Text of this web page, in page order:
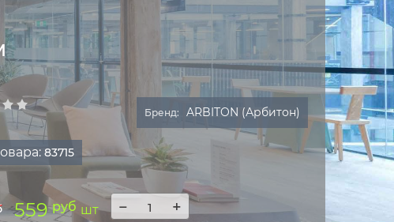
Бренд: ARBITON (Арбитон)
83715
559 руб шт − +